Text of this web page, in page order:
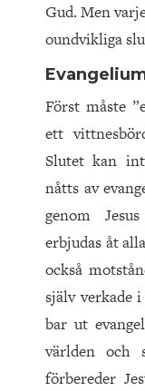
Gud. Men
oundvikliga
Först måste
ett
Slutet kan
nåtts av
genom
erbjudas åt
också
själv verkade
bar ut
världen och
förbereder